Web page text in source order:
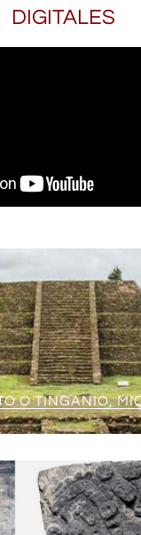
DIGITALES
O TINGANIO,